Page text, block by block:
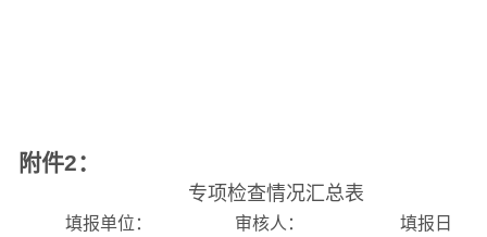
附件2：
专项检查情况汇总表
填报单位： 审核人： 填报日